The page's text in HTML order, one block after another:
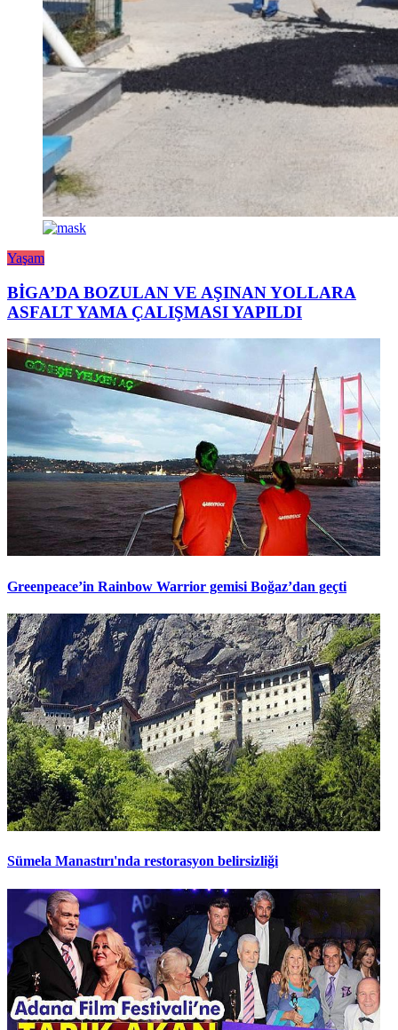
Yaşam
BİGA’DA BOZULAN VE AŞINAN YOLLARA
ASFALT YAMA ÇALIŞMASI YAPILDI
Greenpeace’in Rainbow Warrior gemisi Boğaz’dan geçti
Sümela Manastırı'nda restorasyon belirsizliği